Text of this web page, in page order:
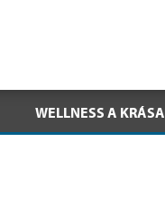
WELLNESS A KRÁSA